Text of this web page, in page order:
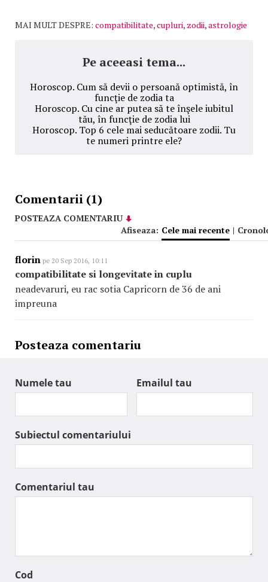
MAI MULT DESPRE: compatibilitate,cupluri, zodii,astrologie
Pe aceeasi tema...
Horoscop. Cum să devii o persoană optimistă, în
funcţie de zodia ta
Horoscop. Cu cine ar putea să te înşele iubitul
tău, în funcţie de zodia lui
Horoscop. Top 6 cele mai seducătoare zodii. Tu
te numeri printre ele?
Comentarii (1)
POSTEAZA COMENTARIU
Afiseaza: Cele mai recente |
florin pe 20 Sep 2016, 10:11
compatibilitate si longevitate in cuplu
neadevaruri, eu rac sotia Capricorn de 36 de ani
impreuna
Posteaza comentariu
Numele tau Emailul tau
Subiectul comentariului
Comentariul tau
Cod